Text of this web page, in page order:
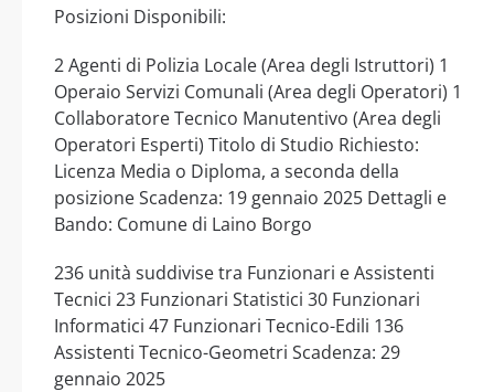
Posizioni Disponibili:
2 Agenti di Polizia Locale (Area degli Istruttori) 1
Operaio Servizi Comunali (Area degli Operatori) 1
Collaboratore Tecnico Manutentivo (Area degli
Operatori Esperti) Titolo di Studio Richiesto:
Licenza Media o Diploma, a seconda della
posizione Scadenza: 19 gennaio 2025 Dettagli e
Bando: Comune di Laino Borgo
236 unità suddivise tra Funzionari e Assistenti
Tecnici 23 Funzionari Statistici 30 Funzionari
Informatici 47 Funzionari Tecnico-Edili 136
Assistenti Tecnico-Geometri Scadenza: 29
gennaio 2025